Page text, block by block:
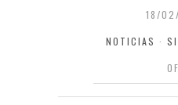
18/
NOTICIAS ·